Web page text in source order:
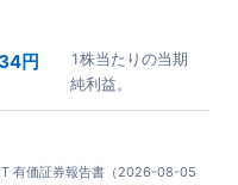
円
1株当たりの当期
純利益。
有価証券報告書（2026-08-05